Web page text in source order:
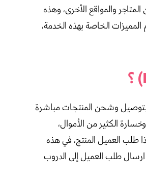
والمواقع الأخرى، وهذه
الخاصة بهذه الخدمة،
بتوصيل وشحن المنتجات مباشرة
الكثير من الأموال،
طلب العميل المنتج، في هذه
طلب العميل إلى الدروب